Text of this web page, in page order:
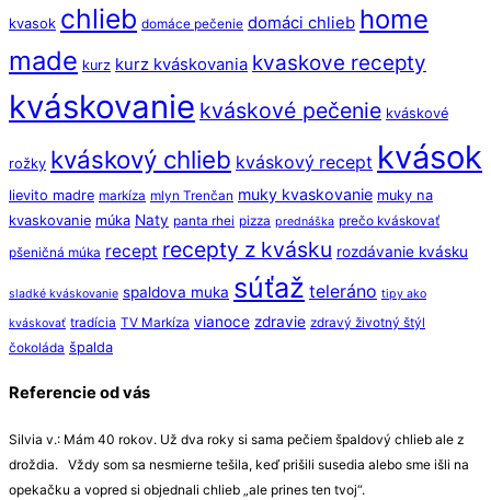
kvasok chlieb domáce pečenie domáci chlieb home
made kurz kurz kváskovania kvaskove recepty
kváskovanie kváskové pečenie kváskové
rožky kváskový chlieb kváskový recept kvások
lievito madre markíza mlyn Trenčan muky kvaskovanie muky na
kvaskovanie múka Naty panta rhei pizza prednáška prečo kváskovať
pšeničná múka recept recepty z kvásku rozdávanie kvásku
sladké kváskovanie spaldova muka súťaž teleráno tipy ako
kváskovať tradícia TV Markíza vianoce zdravie zdravý životný štýl
čokoláda špalda
Referencie od vás
Silvia v.: Mám 40 rokov. Už dva roky si sama pečiem špaldový chlieb ale z
droždia. Vždy som sa nesmierne tešila, keď prišili susedia alebo sme išli na
opekačku a vopred si objednali chlieb „ale prines ten tvoj“.